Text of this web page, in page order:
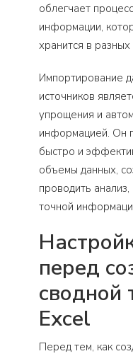
облегчает
информации,
хранится в разных
Импортирование
источников
упрощения и
информацией. Он
быстро и
объемы данных,
проводить
точной
перед
сводной
Excel
Перед тем, как